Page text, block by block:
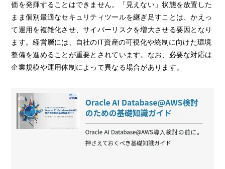
価を発揮することはできません。「見えない」状態を放置した
まま個別最適なセキュリティツールを継ぎ足すことは、かえっ
て運用を複雑化させ、サイバーリスクを増大させる要因となり
ます。経営層には、自社のIT資産の可視化や統制に向けた環境
整備を進めることが重要とされています。なお、必要な対応は
企業規模や運用体制によって異なる場合があります。